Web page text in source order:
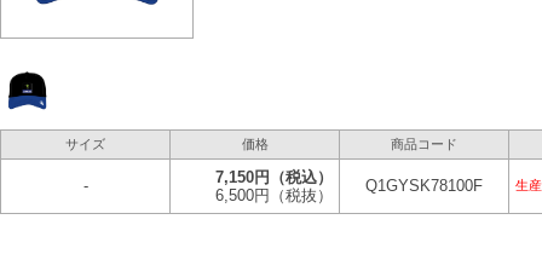
サイズ 価格 商品コード
- 7,150円
（税込）
6,500円
（税抜）
Q1GYSK78100F 生